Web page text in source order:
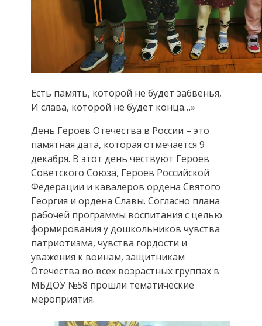
Есть память, которой не будет забвенья,
И слава, которой не будет конца…»
День Героев Отечества в России – это
памятная дата, которая отмечается 9
декабря. В этот день чествуют Героев
Советского Союза, Героев Российской
Федерации и кавалеров ордена Святого
Георгия и ордена Славы. Согласно плана
рабочей программы воспитания с целью
формирования у дошкольников чувства
патриотизма, чувства гордости и
уважения к воинам, защитникам
Отечества во всех возрастных группах в
МБДОУ №58 прошли тематические
мероприятия.